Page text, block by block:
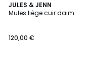
JULES & JENN
Mules liège cuir daim
120,00 €